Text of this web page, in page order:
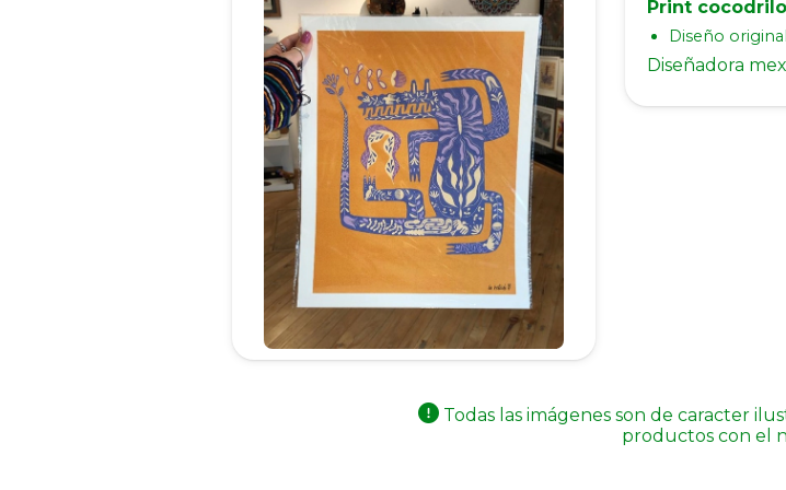
Print cocodrilo
Diseño original
Diseñadora
Todas las imágenes son de caracter
productos con el